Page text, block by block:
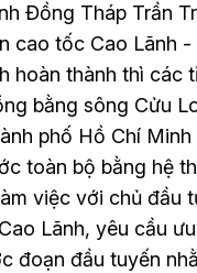
Đồng Tháp Trần
cao tốc Cao Lãnh -
hoàn thành thì các
bằng sông Cửu
phố Hồ Chí
toàn bộ bằng hệ
việc với chủ đầu
Lãnh, yêu cầu
đoạn đầu tuyến